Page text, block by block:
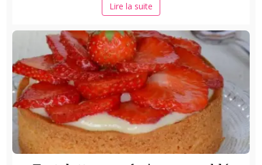
Lire la suite